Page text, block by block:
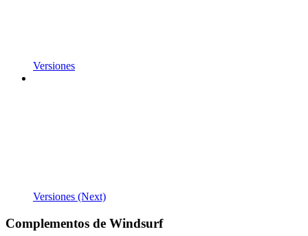
Versiones
Versiones (Next)
Complementos de Windsurf